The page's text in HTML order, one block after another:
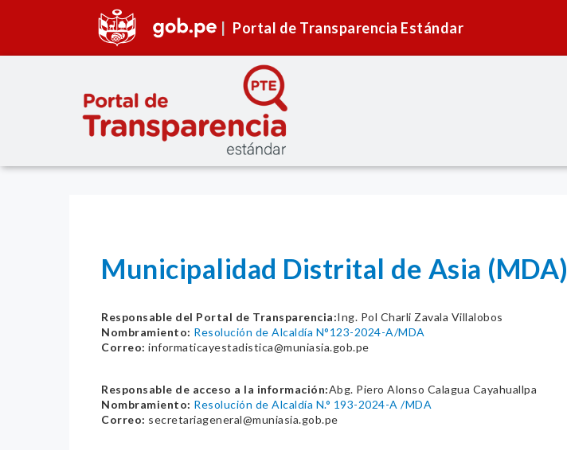
Portal de Transparencia Estándar
Municipalidad Distrital de Asia (MDA)
Responsable del Portal de Transparencia:Ing. Pol Charli Zavala Villalobos
Nombramiento: Resolución de Alcaldía N°123-2024-A/MDA
Correo: informaticayestadistica@muniasia.gob.pe
Responsable de acceso a la información:Abg. Piero Alonso Calagua Cayahuallpa
Nombramiento: Resolución de Alcaldía N.° 193-2024-A /MDA
Correo: secretariageneral@muniasia.gob.pe